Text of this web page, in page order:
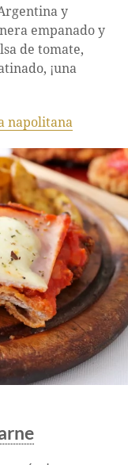
y
empanado y
de tomate,
¡una
napolitana